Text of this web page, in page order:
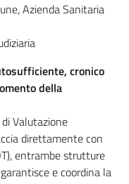
Azienda Sanitaria
cronico
della
Valutazione
direttamente con
entrambe strutture
e coordina la